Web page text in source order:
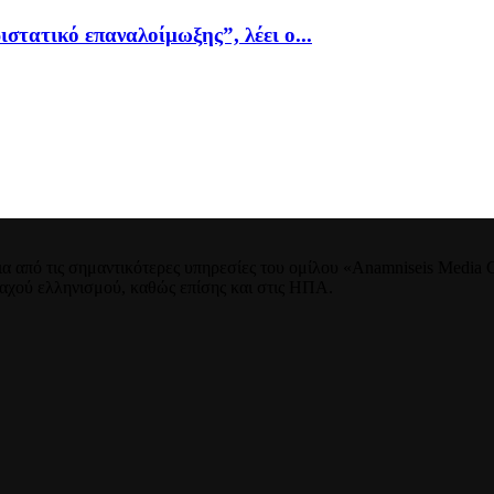
επαναλοίμωξης”, λέει ο...